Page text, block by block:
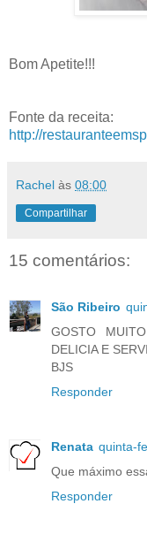
Bom Apetite!!!
Fonte da receita:
http://
Rachel às 08:00
Compartilhar
15 comentários:
São Ribeiro
GOSTO
DELICIA E
BJS
Responder
Renata quinta-
Que máximo
Responder